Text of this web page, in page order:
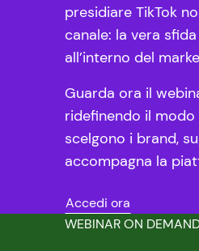
presidiare TikTok
canale: la vera
all’interno del
Guarda ora il
ridefinendo il
scelgono i brand,
accompagna la
Accedi ora
WEBINAR ON